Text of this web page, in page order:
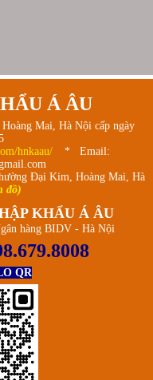
Á ÂU
Mai, Hà Nội cấp ngày
hnkaau/
* Email:
Đại Kim, Hoàng Mai, Hà
đồ)
KHẨU Á ÂU
hàng BIDV - Hà Nội
QR